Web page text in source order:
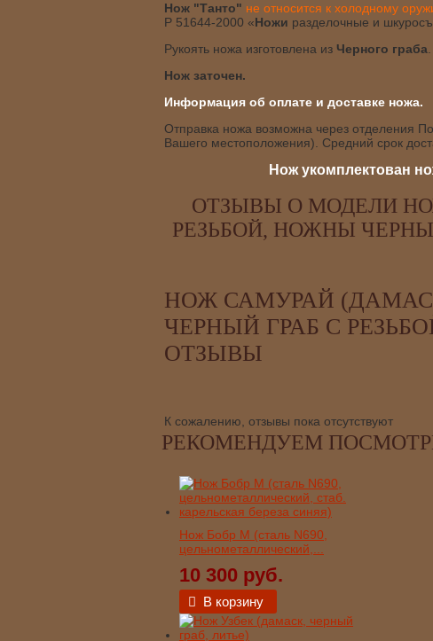
Нож "Танто" не относится к холодному
Р 51644-2000 «Ножи разделочные и
Рукоять ножа изготовлена из Черного граба
Нож заточен.
Информация об оплате и доставке ножа.
Отправка ножа возможна через отделения
Вашего местоположения). Средний срок
Нож укомплектован
ОТЗЫВЫ О МОДЕЛИ
РЕЗЬБОЙ, НОЖНЫ
НОЖ САМУРАЙ
ЧЕРНЫЙ ГРАБ С
ОТЗЫВЫ
К сожалению, отзывы пока отсутствуют
РЕКОМЕНДУЕМ
Нож Бобр М (сталь N690,
цельнометаллический,...
10 300 руб.
В корзину